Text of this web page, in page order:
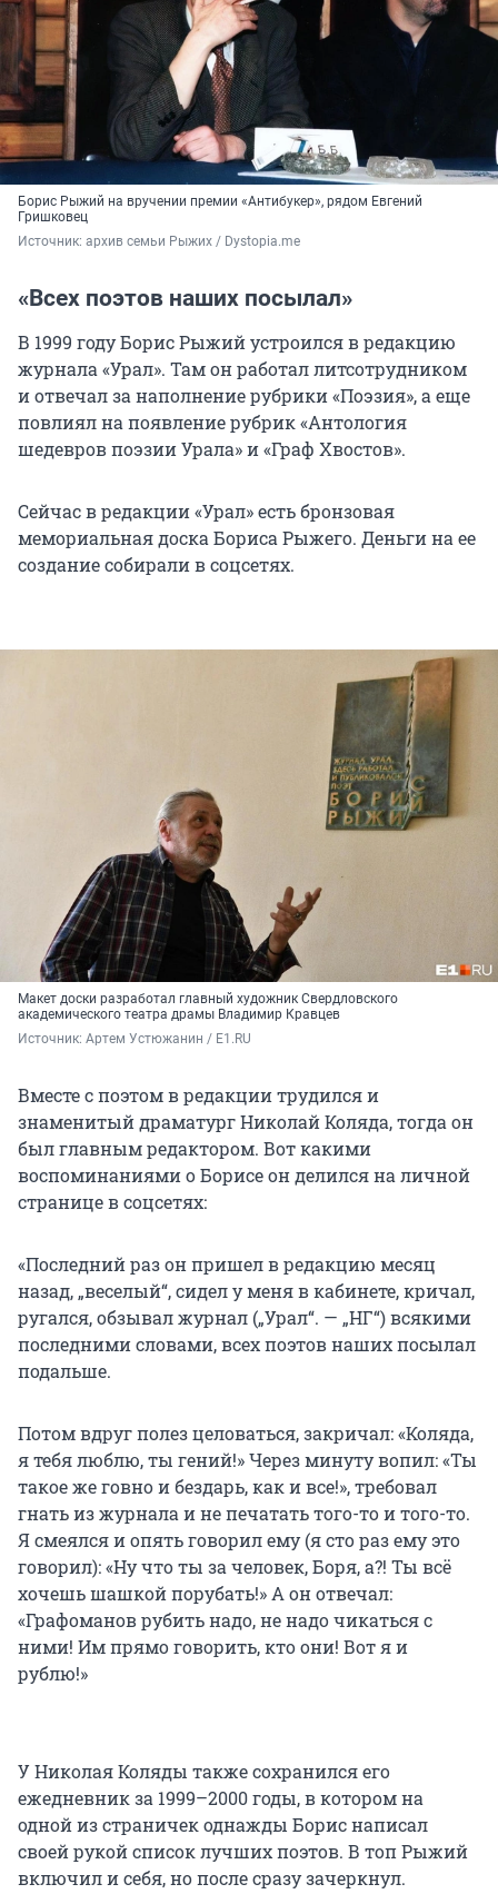
Борис Рыжий на вручении премии «Антибукер», рядом Евгений
Гришковец
Источник: архив семьи Рыжих / Dystopia.me
«Всех поэтов наших посылал»
В 1999 году Борис Рыжий устроился в редакцию
журнала «Урал». Там он работал литсотрудником
и отвечал за наполнение рубрики «Поэзия», а еще
повлиял на появление рубрик «Антология
шедевров поэзии Урала» и «Граф Хвостов».
Сейчас в редакции «Урал» есть бронзовая
мемориальная доска Бориса Рыжего. Деньги на ее
создание собирали в соцсетях.
Макет доски разработал главный художник Свердловского
академического театра драмы Владимир Кравцев
Источник: Артем Устюжанин / E1.RU
Вместе с поэтом в редакции трудился и
знаменитый драматург Николай Коляда, тогда он
был главным редактором. Вот какими
воспоминаниями о Борисе он делился на личной
странице в соцсетях:
«Последний раз он пришел в редакцию месяц
назад, „веселый“, сидел у меня в кабинете, кричал,
ругался, обзывал журнал („Урал“. — „НГ“) всякими
последними словами, всех поэтов наших посылал
подальше.
Потом вдруг полез целоваться, закричал: «Коляда,
я тебя люблю, ты гений!» Через минуту вопил: «Ты
такое же говно и бездарь, как и все!», требовал
гнать из журнала и не печатать того-то и того-то.
Я смеялся и опять говорил ему (я сто раз ему это
говорил): «Ну что ты за человек, Боря, а?! Ты всё
хочешь шашкой порубать!» А он отвечал:
«Графоманов рубить надо, не надо чикаться с
ними! Им прямо говорить, кто они! Вот я и
рублю!»
У Николая Коляды также сохранился его
ежедневник за 1999–2000 годы, в котором на
одной из страничек однажды Борис написал
своей рукой список лучших поэтов. В топ Рыжий
включил и себя, но после сразу зачеркнул.